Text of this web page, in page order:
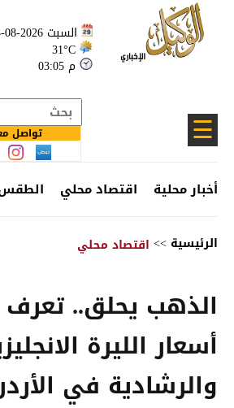
السبت 2026-08-08
31°C
03:05 م
☰ تواصل
أخبار محلية اقتصاد محلي
الرئيسية >> اقتصاد محلي
الذهب يحلق..
أسعار الليرة
والرشادية في